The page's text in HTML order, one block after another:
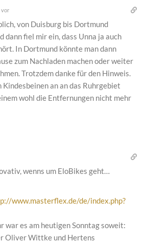
vor
von Duisburg bis Dortmund
dann fiel mir ein, dass Unna ja auch
In Dortmund könnte man dann
zum Nachladen machen oder weiter
Trotzdem danke für den Hinweis.
Kindesbeinen an an das Ruhrgebiet
wohl die Entfernungen nicht mehr
wenns um EloBikes geht…
www.masterflex.de/de/index.php?
war es am heutigen Sonntag soweit:
Oliver Wittke und Hertens